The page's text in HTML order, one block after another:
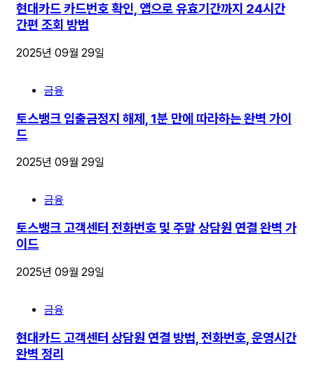
현대카드 카드번호 확인, 앱으로 유효기간까지 24시간
간편 조회 방법
2025년 09월 29일
금융
토스뱅크 입출금정지 해제, 1분 만에 따라하는 완벽 가이
드
2025년 09월 29일
금융
토스뱅크 고객센터 전화번호 및 주말 상담원 연결 완벽 가
이드
2025년 09월 29일
금융
현대카드 고객센터 상담원 연결 방법, 전화번호, 운영시간
완벽 정리